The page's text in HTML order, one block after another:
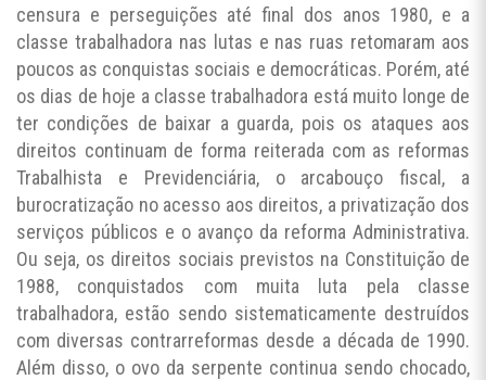
censura e perseguições até final dos anos 1980, e a
classe trabalhadora nas lutas e nas ruas retomaram aos
poucos as conquistas sociais e democráticas. Porém, até
os dias de hoje a classe trabalhadora está muito longe de
ter condições de baixar a guarda, pois os ataques aos
direitos continuam de forma reiterada com as reformas
Trabalhista e Previdenciária, o arcabouço fiscal, a
burocratização no acesso aos direitos, a privatização dos
serviços públicos e o avanço da reforma Administrativa.
Ou seja, os direitos sociais previstos na Constituição de
1988, conquistados com muita luta pela classe
trabalhadora, estão sendo sistematicamente destruídos
com diversas contrarreformas desde a década de 1990.
Além disso, o ovo da serpente continua sendo chocado,